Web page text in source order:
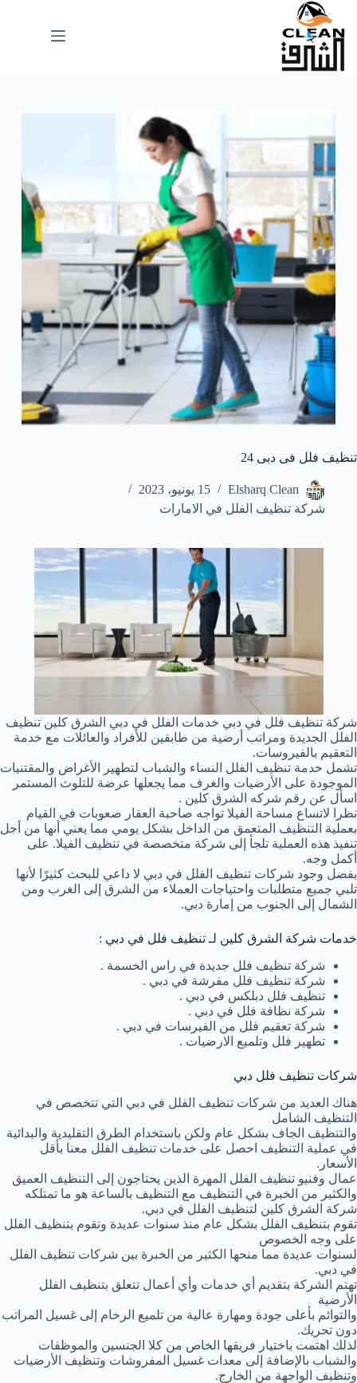
التجاوز
المحتوى
تنظيف فلل فى دبى 24
Elsharq Clean
15 يونيو، 2023
شركة تنظيف الفلل في الامارات
شركة تنظيف فلل في دبي خدمات الفلل في دبي الشرق كلين تنظيف
الفلل الجديدة ومراتب أرضية من طابقين للأفراد والعائلات مع خدمة
التعقيم بالفيروسات.
تشمل خدمة تنظيف الفلل النساء والشباب لتطهير الأغراض والمقتنيات
الموجودة على الأرضيات والغرف مما يجعلها عرضة للتلوث المستمر
اسأل عن رقم شركه الشرق كلين .
نظرا لاتساع مساحة الفيلا تواجه صاحبة العقار صعوبات في القيام
بعملية التنظيف المتعمق من الداخل بشكل يومي مما يعني أنها من أجل
تنفيذ هذه العملية تلجأ إلى شركة متخصصة في تنظيف الفيلا. على
أكمل وجه.
بفضل وجود شركات تنظيف الفلل في دبي لا داعي للبحث كثيرًا لأنها
تلبي جميع متطلبات واحتياجات العملاء من الشرق إلى الغرب ومن
الشمال إلى الجنوب من إمارة دبي.
خدمات شركة الشرق كلين لـ تنظيف فلل في دبي :
شركة تنظيف فلل جديدة في راس الخسمة .
شركة تنظيف فلل مفرشة في دبي .
تنظيف فلل دبلكس في دبي .
شركة نظافة فلل في دبي .
شركة تعقيم فلل من الفيرسات في دبي .
تطهير فلل وتلميع الارضيات .
شركات تنظيف فلل دبي
هناك العديد من شركات تنظيف الفلل في دبي التي تتخصص في
التنظيف الشامل
والتنظيف الجاف بشكل عام ولكن باستخدام الطرق التقليدية والبدائية
في عملية التنظيف احصل على خدمات تنظيف الفلل معنا بأقل
الأسعار.
عمال وفنيو تنظيف الفلل المهرة الذين يحتاجون إلى التنظيف العميق
والكثير من الخبرة في التنظيف مع التنظيف بالساعة هو ما تمتلكه
شركة الشرق كلين لتنظيف الفلل في دبي.
تقوم بتنظيف الفلل بشكل عام منذ سنوات عديدة وتقوم بتنظيف الفلل
على وجه الخصوص
لسنوات عديدة مما منحها الكثير من الخبرة بين شركات تنظيف الفلل
في دبي.
تهتم الشركة بتقديم أي خدمات وأي أعمال تتعلق بتنظيف الفلل
الأرضية
والتوائم بأعلى جودة ومهارة عالية من تلميع الرخام إلى غسيل المراتب
دون تحريك.
لذلك اهتمت باختيار فريقها الخاص من كلا الجنسين والموظفات
والشباب بالإضافة إلى معدات غسيل المفروشات وتنظيف الأرضيات
وتنظيف الواجهة من الخارج.